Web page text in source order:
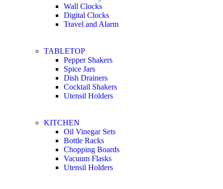
Wall Clocks
Digital Clocks
Travel and Alarm
TABLETOP
Pepper Shakers
Spice Jars
Dish Drainers
Сocktail Shakers
Utensil Holders
KITCHEN
Oil Vinegar Sets
Bottle Racks
Chopping Boards
Vacuum Flasks
Utensil Holders